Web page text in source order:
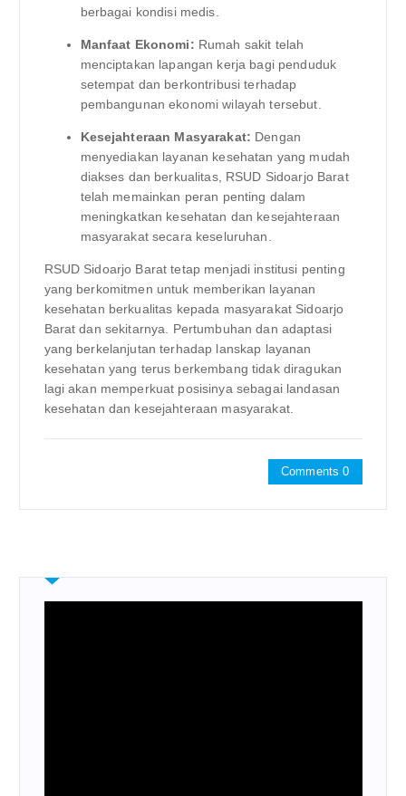
berbagai kondisi medis.
Manfaat Ekonomi: Rumah sakit telah
menciptakan lapangan kerja bagi penduduk
setempat dan berkontribusi terhadap
pembangunan ekonomi wilayah tersebut.
Kesejahteraan Masyarakat: Dengan
menyediakan layanan kesehatan yang mudah
diakses dan berkualitas, RSUD Sidoarjo Barat
telah memainkan peran penting dalam
meningkatkan kesehatan dan kesejahteraan
masyarakat secara keseluruhan.
RSUD Sidoarjo Barat tetap menjadi institusi penting
yang berkomitmen untuk memberikan layanan
kesehatan berkualitas kepada masyarakat Sidoarjo
Barat dan sekitarnya. Pertumbuhan dan adaptasi
yang berkelanjutan terhadap lanskap layanan
kesehatan yang terus berkembang tidak diragukan
lagi akan memperkuat posisinya sebagai landasan
kesehatan dan kesejahteraan masyarakat.
Comments 0